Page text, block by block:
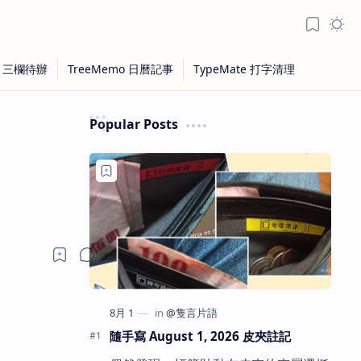
Popular Posts
隨手寫 August 1, 2026 皮夾註記